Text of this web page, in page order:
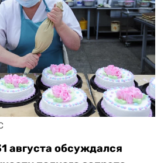
августа обсуждался